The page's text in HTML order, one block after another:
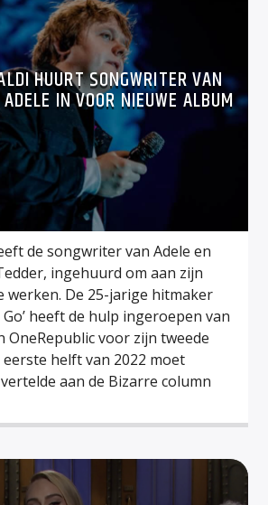
HUURT SONGWRITER VAN
IN VOOR NIEUWE ALBUM
de songwriter van Adele en
ingehuurd om aan zijn
werken. De 25-jarige hitmaker
Go’ heeft de hulp ingeroepen van
OneRepublic voor zijn tweede
helft van 2022 moet
aan de Bizarre column